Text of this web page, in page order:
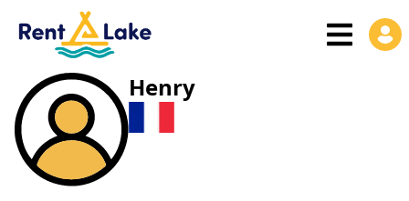
Henry